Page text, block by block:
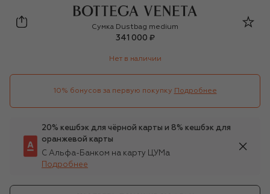
Bottega Veneta
Сумка Dustbag medium
341 000 ₽
Нет в наличии
10% бонусов за первую покупку Подробнее
20% кешбэк для чёрной карты и 8% кешбэк для
оранжевой карты
С Альфа-Банком на карту ЦУМа
Подробнее